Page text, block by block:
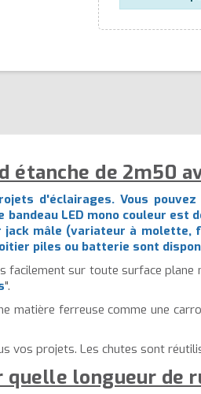
étanche de 2m50
d'éclairages. Vous
bandeau LED mono couleur
jack mâle (variateur à molette,
piles ou batterie sont
sur toute surface
".
matière ferreuse comme une
vos projets. Les chutes sont
longueur de